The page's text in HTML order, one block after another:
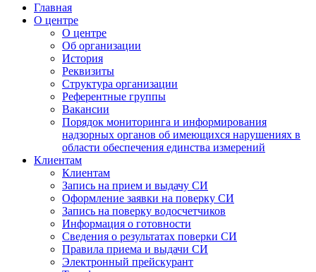
Главная
О центре
О центре
Об организации
История
Реквизиты
Структура организации
Референтные группы
Вакансии
Порядок мониторинга и информирования
надзорных органов об имеющихся нарушениях в
области обеспечения единства измерений
Клиентам
Клиентам
Запись на прием и выдачу СИ
Оформление заявки на поверку СИ
Запись на поверку водосчетчиков
Информация о готовности
Сведения о результатах поверки СИ
Правила приема и выдачи СИ
Электронный прейскурант